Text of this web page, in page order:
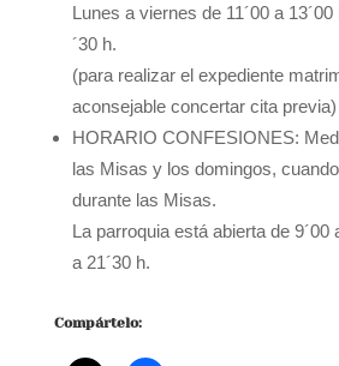
Lunes a viernes de 11´00 a
´30 h.
(para realizar el expediente
aconsejable concertar cita previa)
HORARIO CONFESIONES:
las Misas y los domingos,
durante las Misas.
La parroquia está abierta de 9´00
a 21´30 h.
Compártelo: